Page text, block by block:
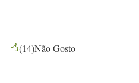
(14)Não Gosto